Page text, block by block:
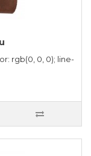
rgb(0, 0, 0); line-